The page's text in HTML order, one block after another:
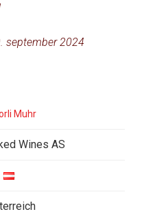
september 2024
Muhr
Wines AS